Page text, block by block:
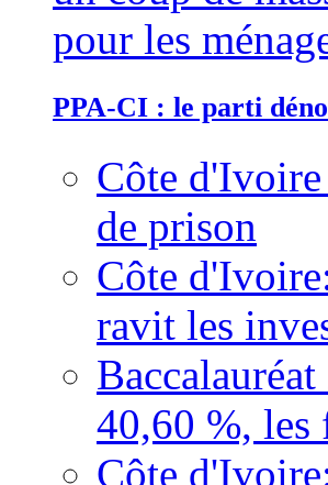
PPA-CI : le parti
Côte
de prison
Côte
ravit les
40,60 %, les
Côte